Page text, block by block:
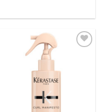
Wunschliste
hinzufügen